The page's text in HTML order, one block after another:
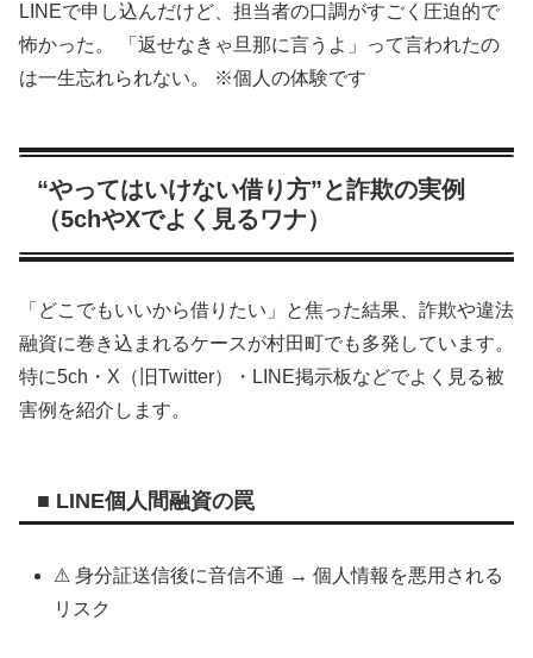
LINEで申し込んだけど、担当者の口調がすごく圧迫的で
怖かった。 「返せなきゃ旦那に言うよ」って言われたの
は一生忘れられない。 ※個人の体験です
“やってはいけない借り方”と詐欺の実例
（5chやXでよく見るワナ）
「どこでもいいから借りたい」と焦った結果、詐欺や違法
融資に巻き込まれるケースが村田町でも多発しています。
特に5ch・X（旧Twitter）・LINE掲示板などでよく見る被
害例を紹介します。
■ LINE個人間融資の罠
⚠ 身分証送信後に音信不通 → 個人情報を悪用される
リスク